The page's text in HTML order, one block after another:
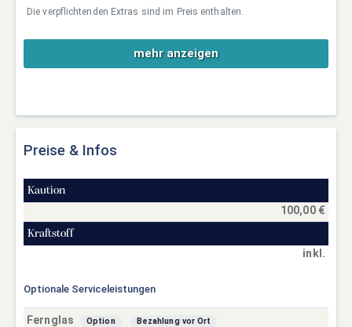
Die verpflichtenden Extras sind im Preis enthalten.
mehr anzeigen
Preise & Infos
Kaution
100,00 €
Kraftstoff
inkl.
Optionale Serviceleistungen
Fernglas Option Bezahlung vor Ort